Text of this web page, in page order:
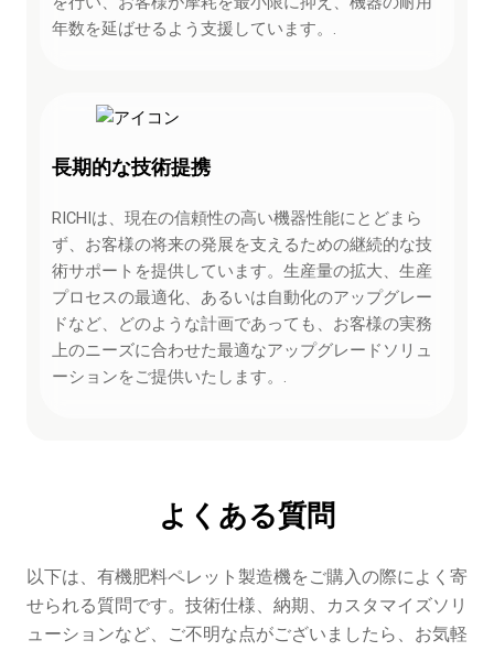
年数を延ばせるよう支援しています。.
長期的な技術提携
RICHIは、現在の信頼性の高い機器性能にとどまら
ず、お客様の将来の発展を支えるための継続的な技
術サポートを提供しています。生産量の拡大、生産
プロセスの最適化、あるいは自動化のアップグレー
ドなど、どのような計画であっても、お客様の実務
上のニーズに合わせた最適なアップグレードソリュ
ーションをご提供いたします。.
よくある質問
以下は、有機肥料ペレット製造機をご購入の際によく寄
せられる質問です。技術仕様、納期、カスタマイズソリ
ューションなど、ご不明な点がございましたら、お気軽